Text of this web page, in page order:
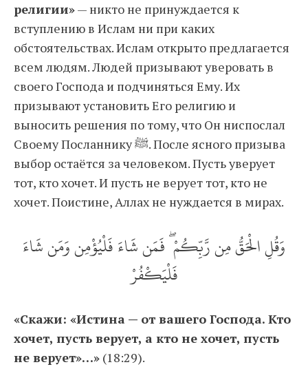
религии»— никто не принуждается к
вступлению в Ислам ни при каких
обстоятельствах. Ислам открыто предлагается
всем людям. Людей призывают уверовать в
своего Господа и подчиняться Ему. Их
призывают установить Его религию и
выносить решения по тому, что Он ниспослал
Своему Посланнику ﷺ. После ясного призыва
выбор остаётся за человеком. Пусть уверует
тот, кто хочет. И пусть не верует тот, кто не
хочет. Поистине, Аллах не нуждается в мирах.
وَقُلِ الْحَقُّ مِن رَّبِّكُمْ ۖ فَمَن شَاءَ فَلْيُؤْمِن وَمَن شَاءَ
فَلْيَكْفُرْ
«Скажи: «Истина — от вашего Господа. Кто
хочет, пусть верует, а кто не хочет, пусть
не верует»…» (18:29).